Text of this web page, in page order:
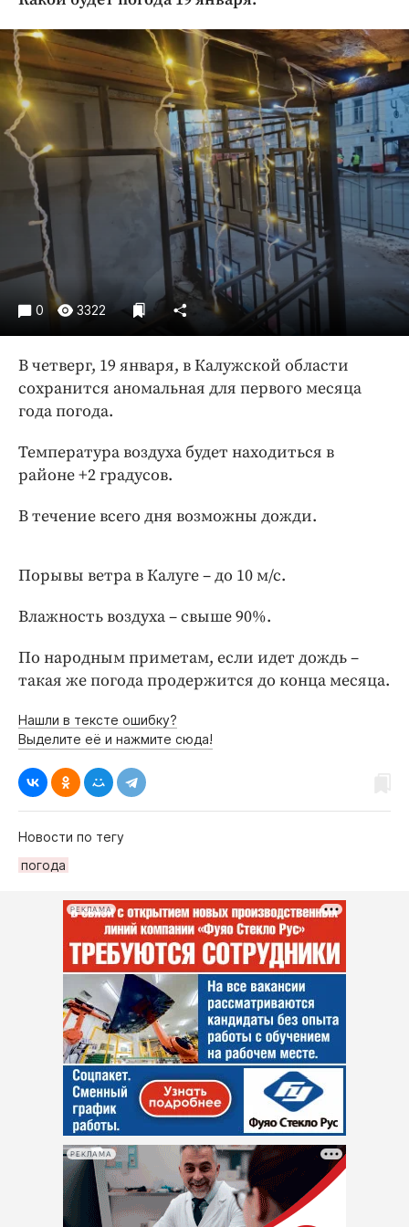
Криминал
Культура
Недвижимость и ЖКХ
Образование
Общество
Погода
Праздники
Происшествия
Экономика и бизнес
ПРОЕКТЫ
Блоги
Издания
Медиаперсона
Интересное чтиво
Бренд года
0 3322
В четверг, 19 января, в Калужской области
сохранится аномальная для первого месяца
года погода.
Температура воздуха будет находиться в
районе +2 градусов.
В течение всего дня возможны дожди.
Порывы ветра в Калуге – до 10 м/с.
Влажность воздуха – свыше 90%.
По народным приметам, если идет дождь –
такая же погода продержится до конца месяца.
Нашли в тексте ошибку?
Выделите её и нажмите сюда!
Новости по тегу
погода
РЕКЛАМА
РЕКЛАМА